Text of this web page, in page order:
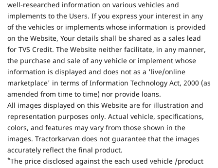
well-researched information on various vehicles and
implements to the Users. If you express your interest in any
of the vehicles or implements whose information is provided
on the Website, Your details shall be shared as a sales lead
for TVS Credit. The Website neither facilitate, in any manner,
the purchase and sale of any vehicle or implement whose
information is displayed and does not as a 'live/online
marketplace' in terms of Information Technology Act, 2000 (as
amended from time to time) nor provide loans.
All images displayed on this Website are for illustration and
representation purposes only. Actual vehicle, specifications,
colors, and features may vary from those shown in the
images. Tractorkarvan does not guarantee that the images
accurately reflect the final product.
*The price disclosed against the each used vehicle /product